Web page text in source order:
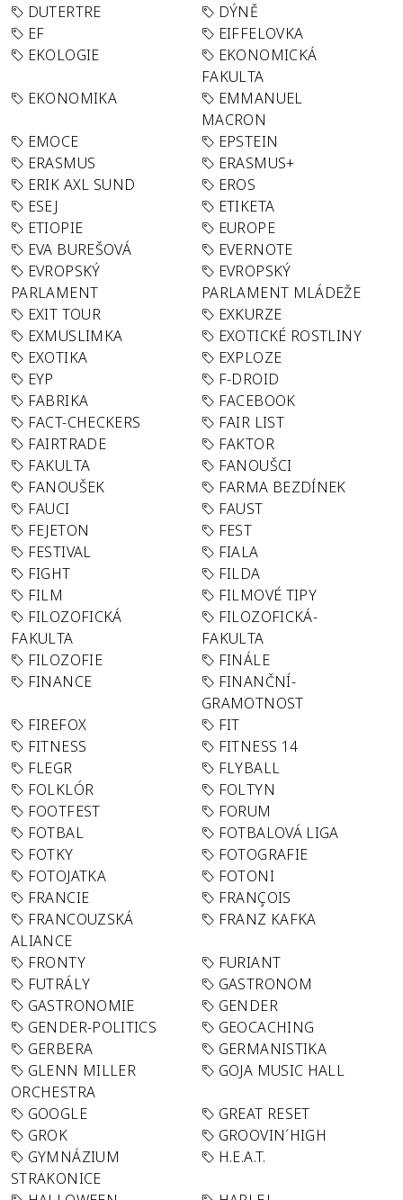
DUTERTRE
DÝNĚ
EF
EIFFELOVKA
EKOLOGIE
EKONOMICKÁ
FAKULTA
EKONOMIKA
EMMANUEL
MACRON
EMOCE
EPSTEIN
ERASMUS
ERASMUS+
ERIK AXL SUND
EROS
ESEJ
ETIKETA
ETIOPIE
EUROPE
EVA BUREŠOVÁ
EVERNOTE
EVROPSKÝ
PARLAMENT
EVROPSKÝ
PARLAMENT MLÁDEŽE
EXIT TOUR
EXKURZE
EXMUSLIMKA
EXOTICKÉ ROSTLINY
EXOTIKA
EXPLOZE
EYP
F-DROID
FABRIKA
FACEBOOK
FACT-CHECKERS
FAIR LIST
FAIRTRADE
FAKTOR
FAKULTA
FANOUŠCI
FANOUŠEK
FARMA BEZDÍNEK
FAUCI
FAUST
FEJETON
FEST
FESTIVAL
FIALA
FIGHT
FILDA
FILM
FILMOVÉ TIPY
FILOZOFICKÁ
FAKULTA
FILOZOFICKÁ-
FAKULTA
FILOZOFIE
FINÁLE
FINANCE
FINANČNÍ-
GRAMOTNOST
FIREFOX
FIT
FITNESS
FITNESS 14
FLEGR
FLYBALL
FOLKLÓR
FOLTYN
FOOTFEST
FORUM
FOTBAL
FOTBALOVÁ LIGA
FOTKY
FOTOGRAFIE
FOTOJATKA
FOTONI
FRANCIE
FRANÇOIS
FRANCOUZSKÁ
ALIANCE
FRANZ KAFKA
FRONTY
FURIANT
FUTRÁLY
GASTRONOM
GASTRONOMIE
GENDER
GENDER-POLITICS
GEOCACHING
GERBERA
GERMANISTIKA
GLENN MILLER
ORCHESTRA
GOJA MUSIC HALL
GOOGLE
GREAT RESET
GROK
GROOVIN´HIGH
GYMNÁZIUM
STRAKONICE
H.E.A.T.